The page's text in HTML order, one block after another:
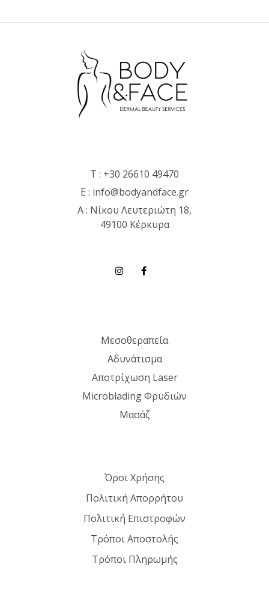
T : +30 26610 49470
E : info@bodyandface.gr
Α : Νίκου Λευτεριώτη 18,
49100 Κέρκυρα
Μεσοθεραπεία
Αδυνάτισμα
Αποτρίχωση Laser
Microblading Φρυδιών
Μασάζ
Όροι Χρήσης
Πολιτική Απορρήτου
Πολιτική Επιστροφών
Τρόποι Αποστολής
Τρόποι Πληρωμής